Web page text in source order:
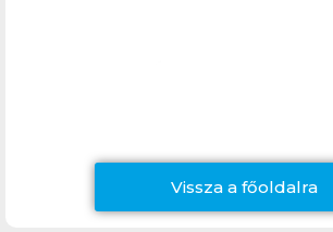
Vissza a főoldalra